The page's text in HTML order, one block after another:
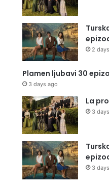
2
Plamen ljubavi 30
3 days ago
La
3
3